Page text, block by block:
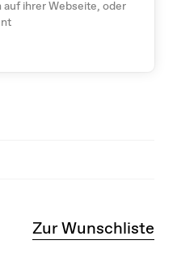
auf ihrer Webseite, oder
Zur Wunschliste